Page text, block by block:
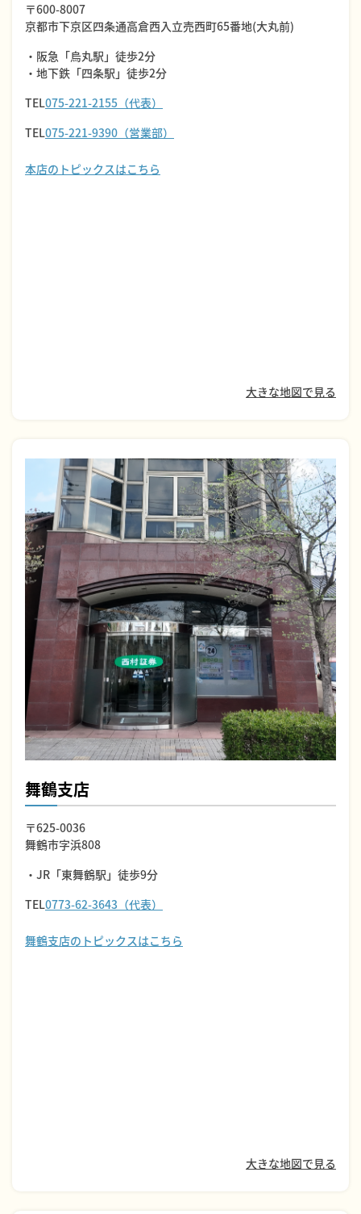
〒600-8007
京都市下京区四条通高倉西入立売西町65番地(大丸前)
・阪急「烏丸駅」徒歩2分
・地下鉄「四条駅」徒歩2分
TEL075-221-2155（代表）
TEL075-221-9390（営業部）
本店のトピックスはこちら
大きな地図で見る
舞鶴支店
〒625-0036
舞鶴市字浜808
・JR「東舞鶴駅」徒歩9分
TEL0773-62-3643（代表）
舞鶴支店のトピックスはこちら
大きな地図で見る